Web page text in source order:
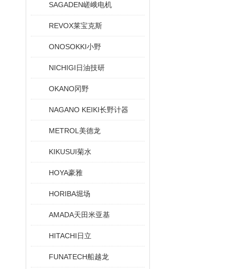
SAGADEN嵯峨电机
REVOX莱宝克斯
ONOSOKKI小野
NICHIGI日油技研
OKANO冈野
NAGANO KEIKI长野计器
METROL美德龙
KIKUSUI菊水
HOYA豪雅
HORIBA堀场
AMADA天田米亚基
HITACHI日立
FUNATECH船越龙